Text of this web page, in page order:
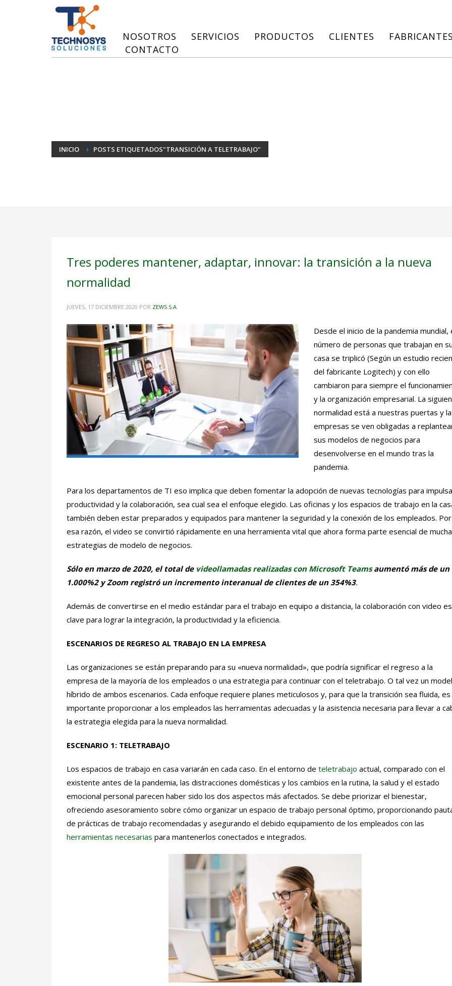
NOSOTROS SERVICIOS PRODUCTOS CLIENTES
CONTACTO
INICIO POSTS ETIQUETADOS"TRANSICIÓN A TELETRABAJO"
Tres poderes mantener, adaptar, innovar: la transición a la nueva
normalidad
JUEVES, 17 DICIEMBRE 2020 POR ZEWS S.A
Desde el inicio de la pandemia mundial,
número de personas que trabajan en
casa se triplicó (Según un estudio
del fabricante Logitech) y con ello
cambiaron para siempre el
y la organización empresarial. La
normalidad está a nuestras puertas y
empresas se ven obligadas a
sus modelos de negocios para
desenvolverse en el mundo tras la
pandemia.
Para los departamentos de TI eso implica que deben fomentar la adopción de nuevas tecnologías para
productividad y la colaboración, sea cual sea el enfoque elegido. Las oficinas y los espacios de trabajo en la
también deben estar preparados y equipados para mantener la seguridad y la conexión de los empleados. Por
esa razón, el video se convirtió rápidamente en una herramienta vital que ahora forma parte esencial de
estrategias de modelo de negocios.
Sólo en marzo de 2020, el total de videollamadas realizadas con Microsoft Teamsaumentó más de un
1.000%2 y Zoom registró un incremento interanual de clientes de un 354%3.
Además de convertirse en el medio estándar para el trabajo en equipo a distancia, la colaboración con video es
clave para lograr la integración, la productividad y la eficiencia.
ESCENARIOS DE REGRESO AL TRABAJO EN LA EMPRESA
Las organizaciones se están preparando para su «nueva normalidad», que podría significar el regreso a la
empresa de la mayoría de los empleados o una estrategia para continuar con el teletrabajo. O tal vez un
híbrido de ambos escenarios. Cada enfoque requiere planes meticulosos y, para que la transición sea fluida, es
importante proporcionar a los empleados las herramientas adecuadas y la asistencia necesaria para llevar a
la estrategia elegida para la nueva normalidad.
ESCENARIO 1: TELETRABAJO
Los espacios de trabajo en casa variarán en cada caso. En el entorno de teletrabajo actual, comparado con el
existente antes de la pandemia, las distracciones domésticas y los cambios en la rutina, la salud y el estado
emocional personal parecen haber sido los dos aspectos más afectados. Se debe priorizar el bienestar,
ofreciendo asesoramiento sobre cómo organizar un espacio de trabajo personal óptimo, proporcionando
de prácticas de trabajo recomendadas y asegurando el debido equipamiento de los empleados con las
herramientas necesarias para mantenerlos conectados e integrados.